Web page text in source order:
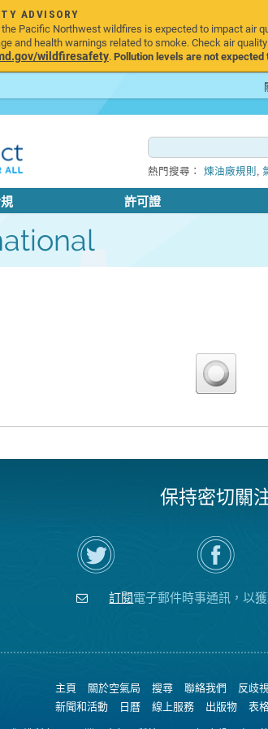
ADVISORY
Pacific Northwest wildfires is expected to impact air
and health warnings related to smoke. Check air
wildfiresafety.Pollution levels are not
熱門搜尋： 煉油廠規則 ,
許可證
保持密切關
在
Twitter
上
關
瀏
覽
空
氣
的
訂閱電子郵件時事通訊，以
主頁 關於空氣局 搜尋 聯絡我們 反歧
新聞和活動
日曆 線上服務 出版物 表